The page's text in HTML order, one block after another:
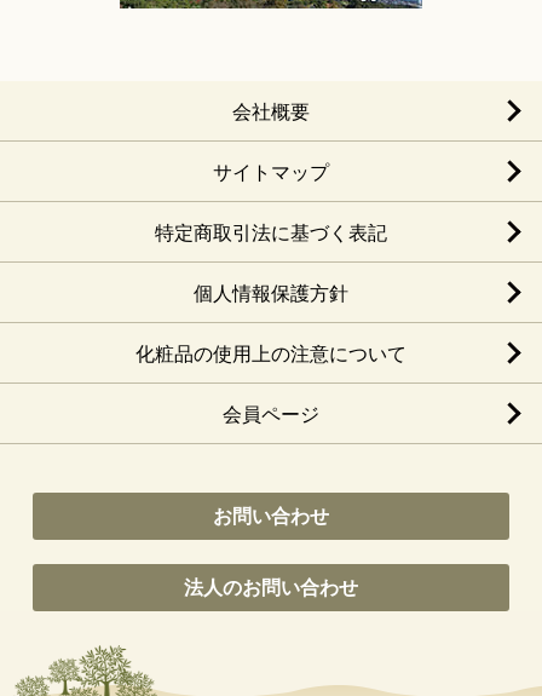
会社概要
サイトマップ
特定商取引法に基づく表記
個人情報保護方針
化粧品の使用上の注意について
会員ページ
お問い合わせ
法人のお問い合わせ